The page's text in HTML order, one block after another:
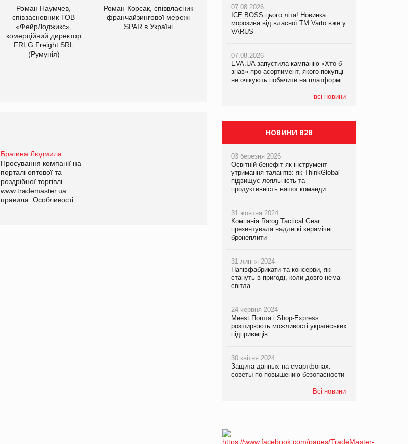
Роман Наумчев,
співзасновник ТОВ
«ФейрЛоджикс»,
комерційний директор
FRLG Freight SRL
(Румунія)
Роман Корсак, співвласник
франчайзингової мережі
SPAR в Україні
Олексій Логачов-Михайлов
Файно маркет Директор
департаменту з
виробництва
компанії «УкраМарин»
Брагина Людмила
Просування компанії на
порталі оптової та
роздрібної торгівлі
www.trademaster.ua.
правила. Особливості.
07.08.2026
ICE BOSS цього літа! Новинка
морозива від власної ТМ Varto вже у
VARUS
07.08.2026
EVA.UA запустила кампанію «Хто б
знав» про асортимент, якого покупці
не очікують побачити на платформі
всі новини
06.08.2026
Смачна новинка для хвостатих: у
VARUS з’явилися паучі Varto Paw
05.08.2026
Мережа супермаркетів VARUS купує
мережу магазинів формату
компанія налічуватиме 374 магазини
07.08.2026
Франція заборонила рекламні дзвінки
НОВИНИ B2B
03 березня 2026
Освітній бенефіт як інструмент
утримання талантів: як ThinkGlobal
підвищує лояльність та
продуктивність вашої команди
31 жовтня 2024
Компанія Rarog Tactical Gear
презентувала надлегкі керамічні
бронеплити
31 липня 2024
Напівфабрикати та консерви, які
стануть в пригоді, коли довго нема
світла
24 червня 2024
Meest Пошта і Shop-Express
розширюють можливості українських
підприємців
30 квітня 2024
Защита данных на смартфонах:
советы по повышению безопасности
Всі новини